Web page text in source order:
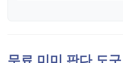
무료 미미 판다 도구